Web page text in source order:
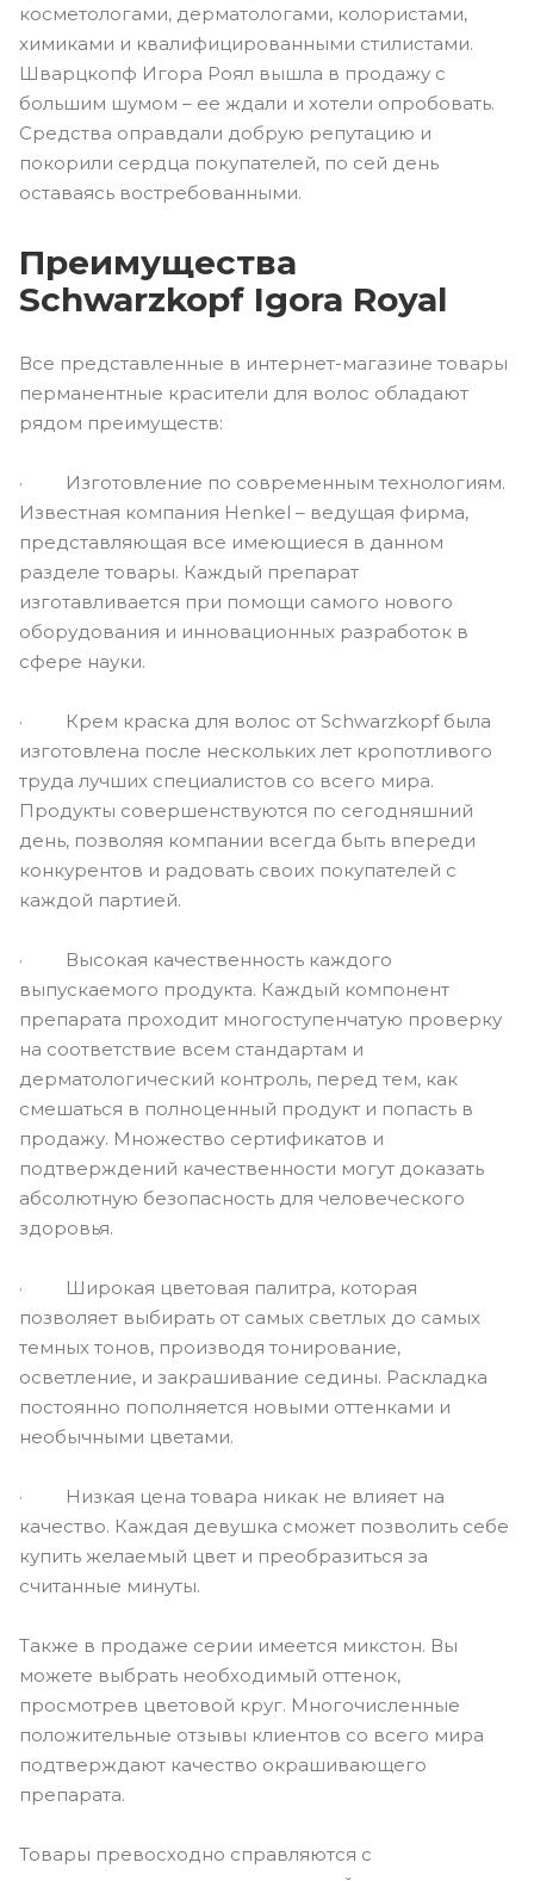
косметологами, дерматологами, колористами,
химиками и квалифицированными стилистами.
Шварцкопф Игора Роял вышла в продажу с
большим шумом – ее ждали и хотели опробовать.
Средства оправдали добрую репутацию и
покорили сердца покупателей, по сей день
оставаясь востребованными.
Преимущества
Schwarzkopf Igora Royal
Все представленные в интернет-магазине товары
перманентные красители для волос обладают
рядом преимуществ:
· Изготовление по современным технологиям.
Известная компания Henkel – ведущая фирма,
представляющая все имеющиеся в данном
разделе товары. Каждый препарат
изготавливается при помощи самого нового
оборудования и инновационных разработок в
сфере науки.
· Крем краска для волос от Schwarzkopf была
изготовлена после нескольких лет кропотливого
труда лучших специалистов со всего мира.
Продукты совершенствуются по сегодняшний
день, позволяя компании всегда быть впереди
конкурентов и радовать своих покупателей с
каждой партией.
· Высокая качественность каждого
выпускаемого продукта. Каждый компонент
препарата проходит многоступенчатую проверку
на соответствие всем стандартам и
дерматологический контроль, перед тем, как
смешаться в полноценный продукт и попасть в
продажу. Множество сертификатов и
подтверждений качественности могут доказать
абсолютную безопасность для человеческого
здоровья.
· Широкая цветовая палитра, которая
позволяет выбирать от самых светлых до самых
темных тонов, производя тонирование,
осветление, и закрашивание седины. Раскладка
постоянно пополняется новыми оттенками и
необычными цветами.
· Низкая цена товара никак не влияет на
качество. Каждая девушка сможет позволить себе
купить желаемый цвет и преобразиться за
считанные минуты.
Также в продаже серии имеется микстон. Вы
можете выбрать необходимый оттенок,
просмотрев цветовой круг. Многочисленные
положительные отзывы клиентов со всего мира
подтверждают качество окрашивающего
препарата.
Товары превосходно справляются с